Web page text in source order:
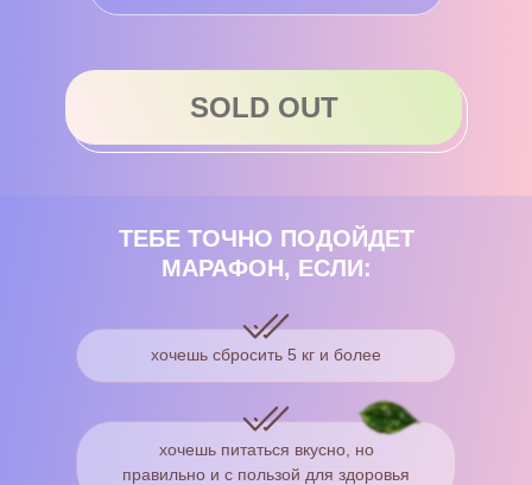
SOLD OUT
хочешь сбросить 5 кг и более
хочешь питаться вкусно, но
правильно и с пользой для здоровья
ТЕБЕ ТОЧНО ПОДОЙДЕТ
МАРАФОН, ЕСЛИ: